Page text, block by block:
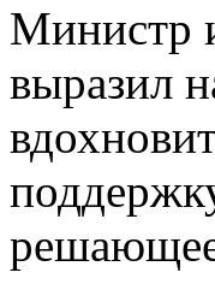
Министр
выразил